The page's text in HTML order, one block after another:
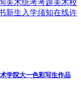
美术统考考题美术校
新生入学须知在线许
学院大一色彩写生作品